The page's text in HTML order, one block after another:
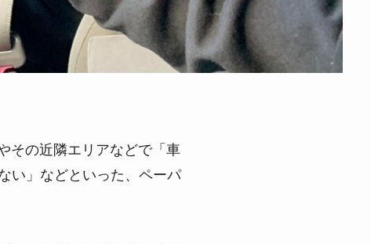
その近隣エリアなどで「車
い」などといった、ペーパ